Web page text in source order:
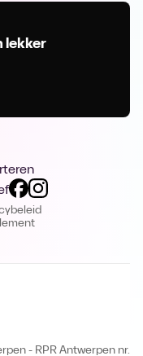
lekker
- RPR Antwerpen nr.